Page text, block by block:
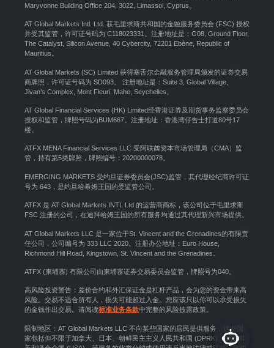
Maryvonne Building Office 204, 3022, Limassol, Cyprus。
AT Global Markets Intl. Ltd. 获毛里求斯共和国的金融服务委员会 (FSC) 授权
并受其监管，许可证号码为 C118023331。注册地址是：G08, Ground Floor,
The Catalyst, Silicon Avenue, 40 Cybercity, 72201 Ebène, Republic of
Mauritius。
AT Global Markets (SC) Limited 获得塞舌尔金融服务管理局颁发的证券交易
商牌照，许可证号码为 SD093。 注册地址是：Suite 3, Global Village,
Jivan’s Complex, Mont Fleuri, Mahe, Seychelles。
AT Global Financial Services (HK) Limited经香港证券及期货事务监察委员会
授权和监管，牌照号码为BUM667。注册地址：香港湾仔告士打道80号17
楼。
ATFX MENA Financial Services LLC 受阿联酋资本市场管理局（CMA）监
管，持有第5类牌照，牌照编号：20200000078。
EMERGING MARKETS 受约旦证券委员会(JSC)监管，其代理经纪商许可证
号为 643，是约旦哈希姆王国的受监管公司。
ATFX 是 AT Global Markets INTL Ltd 的运营商商标，该公司位于毛里求斯
FSC 注册的公司，在迪拜哈姆王国的所有服务均通过其代理新兴市场提供。
AT Global Markets LLC 是一家位于St. Vincent and the Grenadines的有限责
任公司，公司编号为 333 LLC 2020。注册办公地址：Euro House,
Richmond Hill Road, Kingstown, St. Vincent and the Grenadines。
ATFX (柬埔寨) 有限公司由柬埔寨证券交易委员会监管，牌照号为040。
高风险投资警告：差价合约和外汇保证金是杠杆产品，会为您的资金带来高
风险。交易不适合所有人，损失可能超过入金。您应该只以你可以承受损失
的金钱作出交易。请阅读标准业务条款中完整的风险披露政策。
限制地区：AT Global Markets LLC 不向某些国家的居民提供服务，这些国
家包括但不限于加拿大、日本、朝鲜民主主义人民共和国 (DPRK)、伊朗和